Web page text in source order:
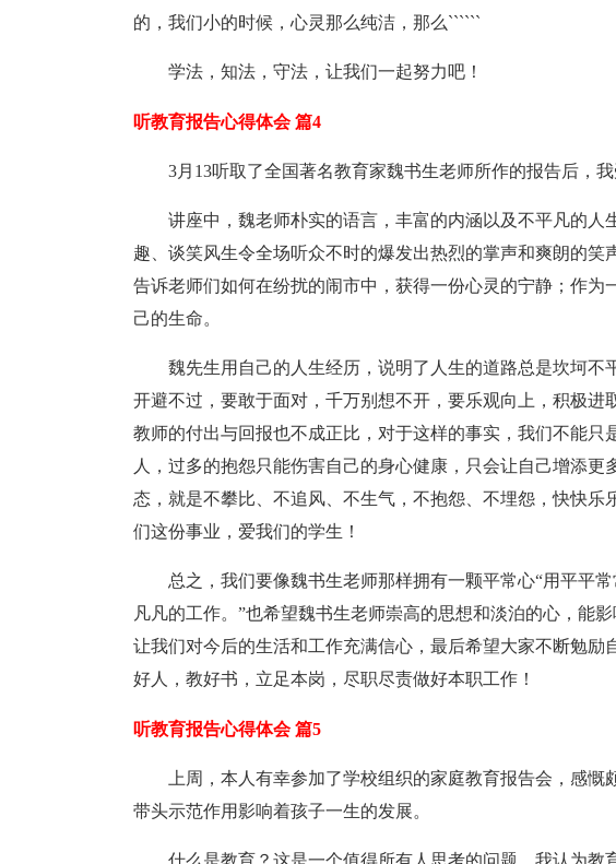
的，我们小的时候，心灵那么纯洁，那么``````
学法，知法，守法，让我们一起努力吧！
听教育报告心得体会 篇4
3月13听取了全国著名教育家魏书生老师所作的报告后，
讲座中，魏老师朴实的语言，丰富的内涵以及不平凡的人
趣、谈笑风生令全场听众不时的爆发出热烈的掌声和爽朗的笑
告诉老师们如何在纷扰的闹市中，获得一份心灵的宁静；作为
己的生命。
魏先生用自己的人生经历，说明了人生的道路总是坎坷不
开避不过，要敢于面对，千万别想不开，要乐观向上，积极进
教师的付出与回报也不成正比，对于这样的事实，我们不能只
人，过多的抱怨只能伤害自己的身心健康，只会让自己增添
态，就是不攀比、不追风、不生气，不抱怨、不埋怨，快快乐
们这份事业，爱我们的学生！
总之，我们要像魏书生老师那样拥有一颗平常心“用平平
凡凡的工作。”也希望魏书生老师崇高的思想和淡泊的心，能
让我们对今后的生活和工作充满信心，最后希望大家不断勉励
好人，教好书，立足本岗，尽职尽责做好本职工作！
听教育报告心得体会 篇5
上周，本人有幸参加了学校组织的家庭教育报告会，感
带头示范作用影响着孩子一生的发展。
什么是教育？这是一个值得所有人思考的问题，我认为教